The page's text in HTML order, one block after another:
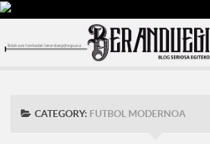
CATEGORY: FUTBOL MODERNOA